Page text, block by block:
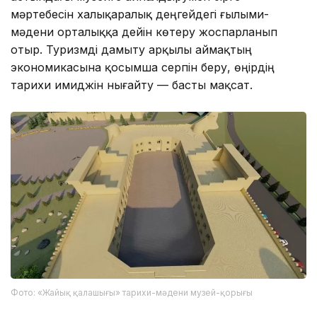
мәртебесін халықаралық деңгейдегі ғылыми-
мәдени орталыққа дейін көтеру жоспарланып
отыр. Туризмді дамыту арқылы аймақтың
экономикасына қосымша серпін беру, өңірдің
тарихи имиджін нығайту — басты мақсат.
Фото: «Жайық қалашығы» тарихи-мәдени музей-қорығы